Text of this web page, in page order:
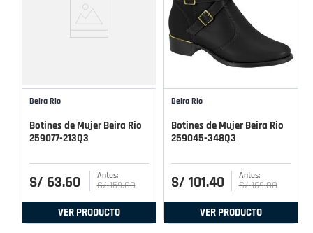
Beira Rio
Botines de Mujer Beira Rio
259077-213Q3
S/ 63.60 S/ 159.00
VER PRODUCTO
Beira Rio
Botines de Mujer Beira Rio
259045-348Q3
S/ 101.40 S/ 169.00
VER PRODUCTO